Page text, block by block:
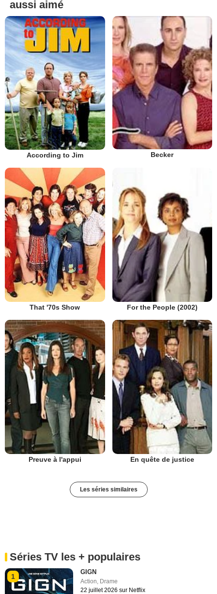
aussi aimé
According to Jim Becker
That '70s Show For the People (2002)
Preuve à l'appui En quête de justice
Les séries similaires
Séries TV les + populaires
1
GIGN
Action Drame
22 juillet 2026 sur Netflix